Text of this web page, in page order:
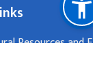
Resources and